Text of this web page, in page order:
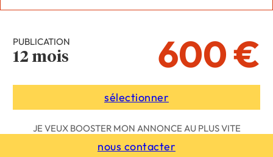
PUBLICATION
12 mois 600 €
sélectionner
JE VEUX BOOSTER MON ANNONCE AU PLUS VITE
nous contacter